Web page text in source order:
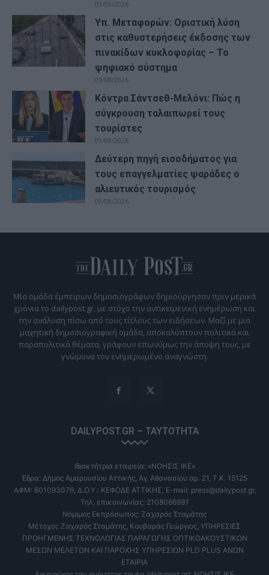
09/08/2026
Υπ. Μεταφορών: Οριστική λύση
στις καθυστερήσεις έκδοσης των
πινακίδων κυκλοφορίας – Το
ψηφιακό σύστημα
09/08/2026
Κόντρα Σάντσεθ-Μελόνι: Πώς η
σύγκρουση ταλαιπωρεί τους
τουρίστες
09/08/2026
Δεύτερη πηγή εισοδήματος για
τους επαγγελματίες ψαράδες ο
αλιευτικός τουρισμός
09/08/2026
Μία ομάδα έμπειρων δημοσιογράφων δημιούργησαν πριν μερικά
χρόνια το dailypost.gr, με στόχο την αντικειμενική ενημέρωση και
την ανάλυση πίσω από τους τίτλους των ειδήσεων. Μαζί με μια
μαχητική δημοσιογραφική ομάδα, αποκαλύπτουν πολιτικά και
παραπολιτικά θέματα, γράφουν επωνύμως την άποψη τους, με
γνώμονα τον ενημερωμένο αναγνώστη.
DAILYPOST.GR – ΤΑΥΤΌΤΗΤΑ
Ιδιοκτήτρια εταιρεία: «ΝΟΗΣΙΣ ΙΚΕ»
Έδρα: Δήμος Αμαρουσίου Αττικής, Αγ. Αθανασίου αρ. 21, Τ.Κ. 15125
ΑΦΜ: 801093076, Δ.Ο.Υ.: ΚΕΦΟΔΕ ΑΤΤΙΚΗΣ, E-mail: press@dailypost.gr,
Τηλ. επικοινωνίας: 2108066997
Νόμιμος Εκπρόσωπος: Ζαχαρός Σταμάτης
Μέτοχοι: Ζαχαρός Σταμάτης, Κουβαράς Γεώργιος, ΥΠΗΡΕΣΙΕΣ
ΠΡΟΗΓΜΕΝΗΣ ΤΕΧΝΟΛΟΓΙΑΣ ΠΑΡΑΓΩΓΗΣ ΟΠΤΙΚΟΑΚΟΥΣΤΙΚΩΝ
ΜΕΣΩΝ ΜΕΛΕΤΩΝ ΚΑΙ ΠΑΡΟΧΗΣ ΥΠΗΡΕΣΙΩΝ PLD PLUS ΑΝΩΝ
ΕΤΑΙΡΙΑ